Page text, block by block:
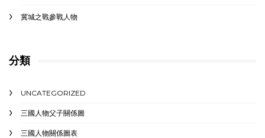
冀城之戰參戰人物
分類
UNCATEGORIZED
三國人物父子關係圖
三國人物關係圖表